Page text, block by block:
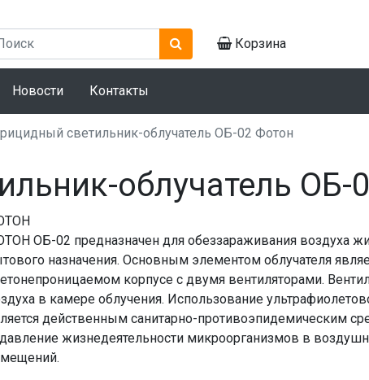
Корзина
Новости Контакты
светильник-облучатель ОБ-02 Фотон
облучатель ОБ-
ОБ-02 предназначен для обеззараживания воздуха
назначения. Основным элементом облучателя
корпусе с двумя вентиляторами.
в камере облучения. Использование
действенным санитарно-противоэпидемическим
жизнедеятельности микроорганизмов в